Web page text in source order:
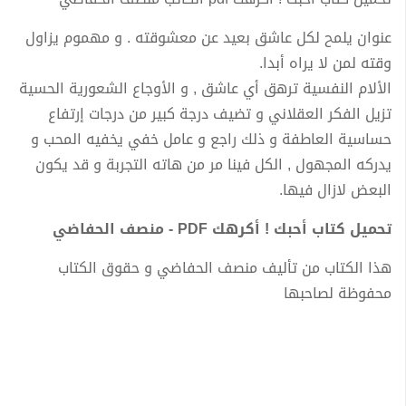
عنوان يلمح لكل عاشق بعيد عن معشوقته . و مهموم يزاول
وقته لمن لا يراه أبدا.
الألام النفسية ترهق أي عاشق , و الأوجاع الشعورية الحسية
تزيل الفكر العقلاني و تضيف درجة كبير من درجات إرتفاع
حساسية العاطفة و ذلك راجع و عامل خفي يخفيه المحب و
يدركه المجهول , الكل فينا مر من هاته التجربة و قد يكون
البعض لازال فيها.
تحميل كتاب أحبك ! أكرهك PDF - منصف الحفاضي
هذا الكتاب من تأليف منصف الحفاضي و حقوق الكتاب
محفوظة لصاحبها